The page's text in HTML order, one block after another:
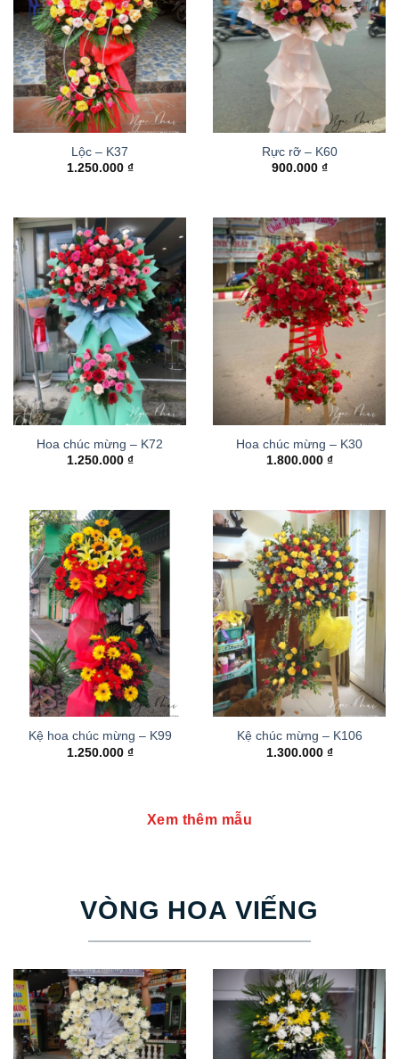
Lộc – K37
1.250.000 ₫
Rực rỡ – K60
900.000 ₫
Hoa chúc mừng – K72
1.250.000 ₫
Hoa chúc mừng – K30
1.800.000 ₫
Kệ hoa chúc mừng – K99
1.250.000 ₫
Kệ chúc mừng – K106
1.300.000 ₫
Xem thêm mẫu
VÒNG HOA VIẾNG